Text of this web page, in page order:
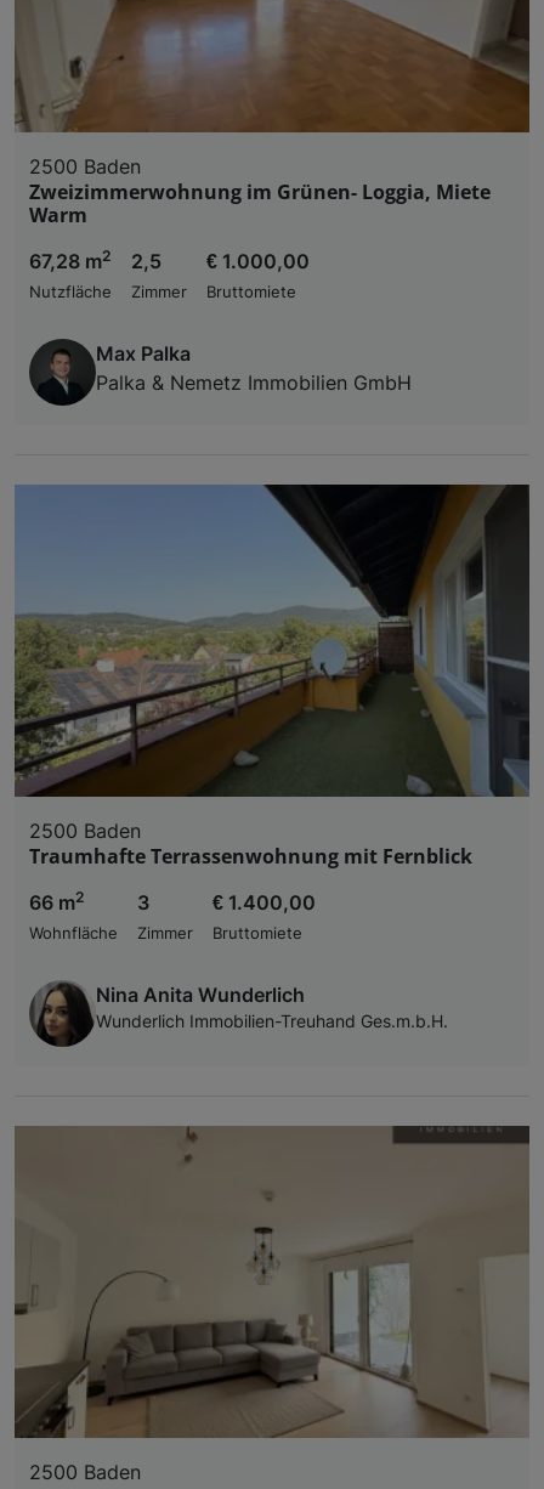
2500 Baden
Zweizimmerwohnung im Grünen- Loggia, Miete
Warm
67,28 m2
Nutzfläche
2,5
Zimmer
€ 1.000,00
Bruttomiete
Max Palka
Palka & Nemetz Immobilien GmbH
2500 Baden
Traumhafte Terrassenwohnung mit Fernblick
66 m2
Wohnfläche
3
Zimmer
€ 1.400,00
Bruttomiete
Nina Anita Wunderlich
Wunderlich Immobilien-Treuhand Ges.m.b.H.
2500 Baden